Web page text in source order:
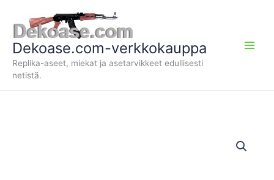
sisältöön
Dekoase.com-verkkokauppa
Replika-aseet, miekat ja asetarvikkeet edullisesti
netistä.